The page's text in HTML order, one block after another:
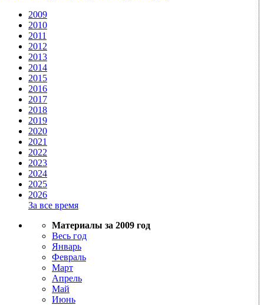
2009
2010
2011
2012
2013
2014
2015
2016
2017
2018
2019
2020
2021
2022
2023
2024
2025
2026
За все время
Материалы за 2009 год
Весь год
Январь
Февраль
Март
Апрель
Май
Июнь